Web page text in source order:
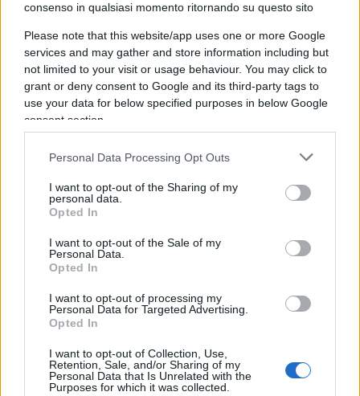
consenso in qualsiasi momento ritornando su questo sito
Please note that this website/app uses one or more Google
services and may gather and store information including but
not limited to your visit or usage behaviour. You may click to
grant or deny consent to Google and its third-party tags to
use your data for below specified purposes in below Google
consent section.
Personal Data Processing Opt Outs
I want to opt-out of the Sharing of my
personal data.
Opted In
I want to opt-out of the Sale of my
Personal Data.
Opted In
I want to opt-out of processing my
Personal Data for Targeted Advertising.
Opted In
I want to opt-out of Collection, Use,
Retention, Sale, and/or Sharing of my
Personal Data that Is Unrelated with the
Purposes for which it was collected.
successione, tre tratti, la giovinezza spensierata, la
serena maturità, l’imbarazzante vecchiaia.
Nelprimo tratto, circa 5 km, la strada sale,
poche difficoltà, la pendenza è del 5% e così arrivi
, è un tornante secco ove la
pendenza raddoppia di colpo. Da quel momento,
resta fissa al 10% e dura per una decina di
chilometri, ma il contesto è bellissimo, sei
immerso in una foresta di larici e di cedri, l’aria è
purissima e profumata. In lontananza vedi Chalet-
Reynard, il punto di ristoro. Qua finisce il mondo
civile, finisce la terra. Sei nel
terzo tratto
senti solo, nessuno può aiutarti, non puoi tornare
indietro, devi andare avanti, fino alla cima,